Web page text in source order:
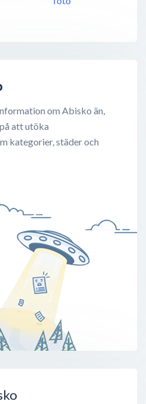
om Abisko än,
att utöka
kategorier, städer och